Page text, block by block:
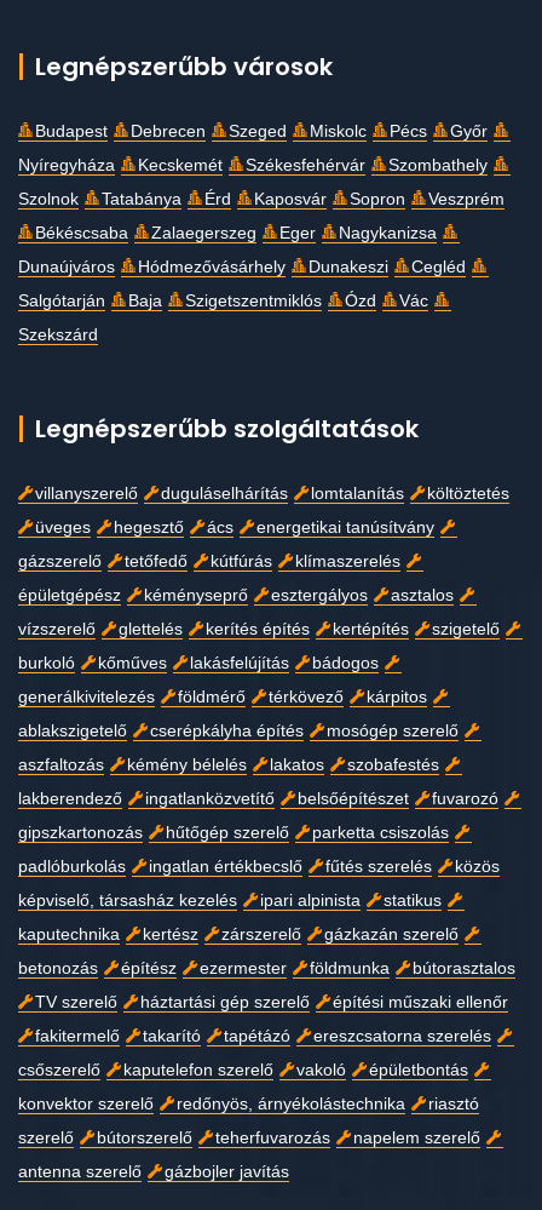
Legnépszerűbb városok
Budapest Debrecen Szeged Miskolc Pécs
Győr
Nyíregyháza
Kecskemét Székesfehérvár
Szombathely
Szolnok
Tatabánya Érd Kaposvár Sopron
Veszprém
Békéscsaba
Zalaegerszeg Eger
Nagykanizsa
Dunaújváros
Hódmezővásárhely Dunakeszi
Cegléd
Salgótarján
Baja Szigetszentmiklós Ózd
Vác
Szekszárd
Legnépszerűbb szolgáltatások
villanyszerelő duguláselhárítás lomtalanítás
költöztetés
üveges
hegesztő ács
energetikai tanúsítvány
gázszerelő
tetőfedő kútfúrás
klímaszerelés
épületgépész
kéményseprő esztergályos
asztalos
vízszerelő
glettelés kerítés építés kertépítés
szigetelő
burkoló
kőműves lakásfelújítás
bádogos
generálkivitelezés
földmérő térkövező
kárpitos
ablakszigetelő
cserépkályha építés
mosógép szerelő
aszfaltozás
kémény bélelés lakatos
szobafestés
lakberendező
ingatlanközvetítő belsőépítészet
fuvarozó
gipszkartonozás
hűtőgép szerelő
parketta csiszolás
padlóburkolás
ingatlan értékbecslő fűtés szerelés
közös
képviselő, társasház kezelés
ipari alpinista
statikus
kaputechnika
kertész zárszerelő
gázkazán szerelő
betonozás
építész ezermester földmunka
bútorasztalos
TV szerelő
háztartási gép szerelő
építési műszaki ellenőr
fakitermelő
takarító tapétázó
ereszcsatorna szerelés
csőszerelő
kaputelefon szerelő vakoló
épületbontás
konvektor szerelő
redőnyös, árnyékolástechnika
riasztó
szerelő
bútorszerelő teherfuvarozás
napelem szerelő
antenna szerelő
gázbojler javítás